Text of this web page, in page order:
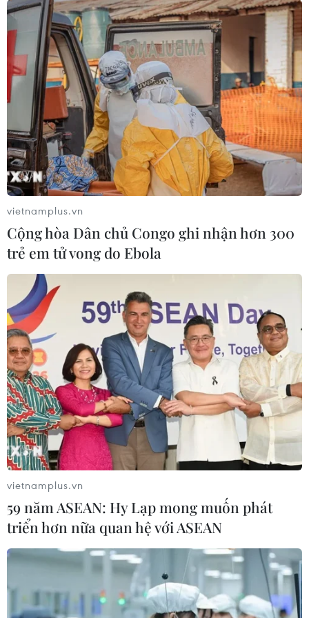
vietnamplus.vn
Cộng hòa Dân chủ Congo ghi nhận hơn 300
trẻ em tử vong do Ebola
vietnamplus.vn
59 năm ASEAN: Hy Lạp mong muốn phát
triển hơn nữa quan hệ với ASEAN